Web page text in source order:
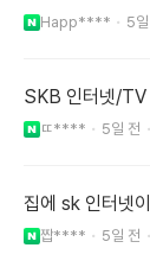
Happ**** 5
SKB 인터넷/TV
ㄸ**** 5일 전
집에 sk 인터넷
짭**** 5일 전